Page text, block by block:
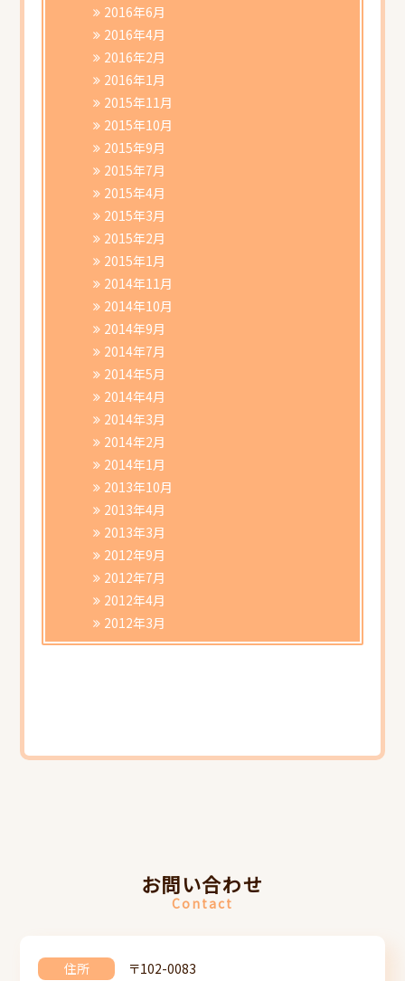
2016年6月
2016年4月
2016年2月
2016年1月
2015年11月
2015年10月
2015年9月
2015年7月
2015年4月
2015年3月
2015年2月
2015年1月
2014年11月
2014年10月
2014年9月
2014年7月
2014年5月
2014年4月
2014年3月
2014年2月
2014年1月
2013年10月
2013年4月
2013年3月
2012年9月
2012年7月
2012年4月
2012年3月
お問い合わせ
Contact
住所
〒102-0083